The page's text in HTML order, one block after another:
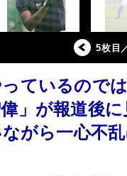
5枚目
ているので
」が報道後に
がら一心不